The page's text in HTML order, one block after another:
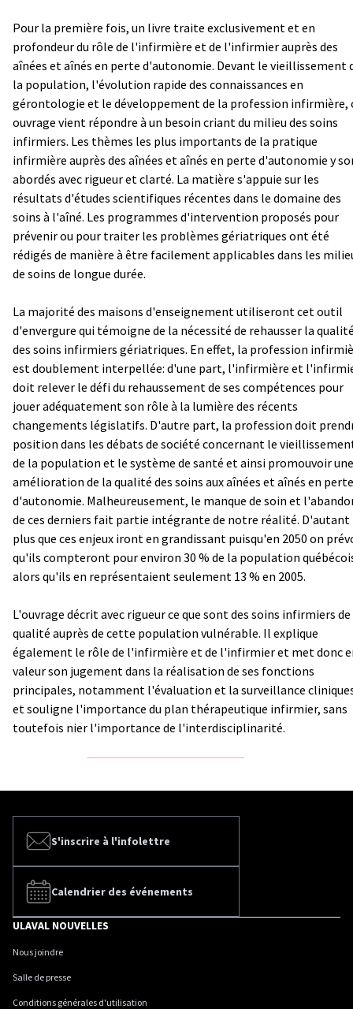
Pour la première fois, un livre traite exclusivement et en
profondeur du rôle de l'infirmière et de l'infirmier auprès des
aînées et aînés en perte d'autonomie. Devant le vieillissement
la population, l'évolution rapide des connaissances en
gérontologie et le développement de la profession infirmière,
ouvrage vient répondre à un besoin criant du milieu des soins
infirmiers. Les thèmes les plus importants de la pratique
infirmière auprès des aînées et aînés en perte d'autonomie y
abordés avec rigueur et clarté. La matière s'appuie sur les
résultats d'études scientifiques récentes dans le domaine des
soins à l'aîné. Les programmes d'intervention proposés pour
prévenir ou pour traiter les problèmes gériatriques ont été
rédigés de manière à être facilement applicables dans les
de soins de longue durée.
La majorité des maisons d'enseignement utiliseront cet outil
d'envergure qui témoigne de la nécessité de rehausser la
des soins infirmiers gériatriques. En effet, la profession
est doublement interpellée: d'une part, l'infirmière et
doit relever le défi du rehaussement de ses compétences pour
jouer adéquatement son rôle à la lumière des récents
changements législatifs. D'autre part, la profession doit
position dans les débats de société concernant le
de la population et le système de santé et ainsi promouvoir une
amélioration de la qualité des soins aux aînées et aînés en perte
d'autonomie. Malheureusement, le manque de soin et
de ces derniers fait partie intégrante de notre réalité. D'autant
plus que ces enjeux iront en grandissant puisqu'en 2050 on
qu'ils compteront pour environ 30 % de la population
alors qu'ils en représentaient seulement 13 % en 2005.
L'ouvrage décrit avec rigueur ce que sont des soins infirmiers de
qualité auprès de cette population vulnérable. Il explique
également le rôle de l'infirmière et de l'infirmier et met donc
valeur son jugement dans la réalisation de ses fonctions
principales, notamment l'évaluation et la surveillance
et souligne l'importance du plan thérapeutique infirmier, sans
toutefois nier l'importance de l'interdisciplinarité.
S'inscrire à l'infolettre
Calendrier des événements
ULAVAL NOUVELLES
Nous joindre
Salle de presse
Conditions générales d'utilisation